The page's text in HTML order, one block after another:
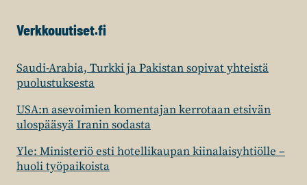
Verkkouutiset.fi
Saudi-Arabia, Turkki ja Pakistan sopivat yhteistä
puolustuksesta
USA:n asevoimien komentajan kerrotaan etsivän
ulospääsyä Iranin sodasta
Yle: Ministeriö esti hotellikaupan kiinalaisyhtiölle –
huoli työpaikoista